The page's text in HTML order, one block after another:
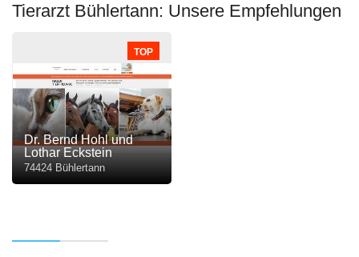
Tierarzt Bühlertann: Unsere Empfehlungen
TOP
Dr. Bernd Hohl und
Lothar Eckstein
74424 Bühlertann